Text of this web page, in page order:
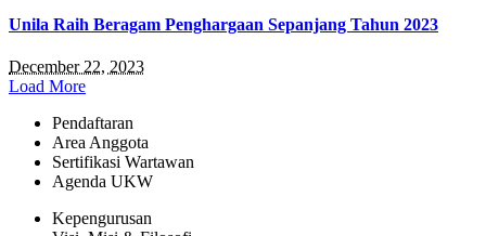
Unila Raih Beragam Penghargaan Sepanjang Tahun 2023
December 22, 2023
Load More
Pendaftaran
Area Anggota
Sertifikasi Wartawan
Agenda UKW
Kepengurusan